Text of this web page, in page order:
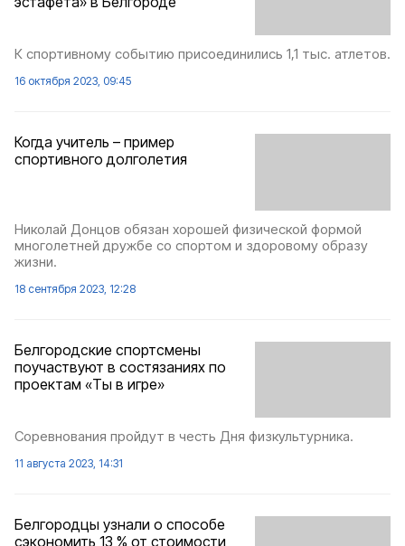
К спортивному событию присоединились 1,1 тыс. атлетов.
16 октября 2023, 09:45
Когда учитель – пример
спортивного долголетия
Николай Донцов обязан хорошей физической формой
многолетней дружбе со спортом и здоровому образу
жизни.
18 сентября 2023, 12:28
Белгородские спортсмены
поучаствуют в состязаниях по
проектам «Ты в игре»
Соревнования пройдут в честь Дня физкультурника.
11 августа 2023, 14:31
Белгородцы узнали о способе
сэкономить 13 % от стоимости